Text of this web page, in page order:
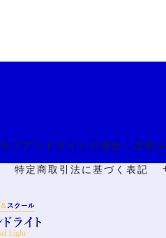
ラブアンドライトの理念：吉田
特定商取引法に基づく表記